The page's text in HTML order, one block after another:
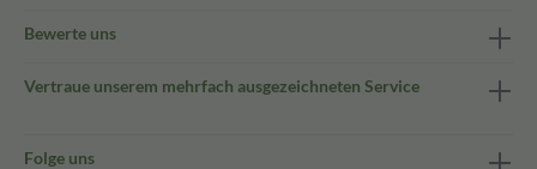
Bewerte uns
Vertraue unserem mehrfach ausgezeichneten Service
Folge uns